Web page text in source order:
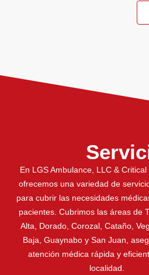
En LGS Ambulance, LLC &
ofrecemos una variedad de
para cubrir las necesidades
pacientes. Cubrimos las áreas de
Alta, Dorado, Corozal, Cataño,
Baja, Guaynabo y San Juan,
atención médica rápida y
localidad.